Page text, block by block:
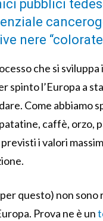
pubblici
nere
che si
spinto l’Europa a
Come abbiamo
caffè, orzo,
i valori
questo) non sono
Prova ne è un